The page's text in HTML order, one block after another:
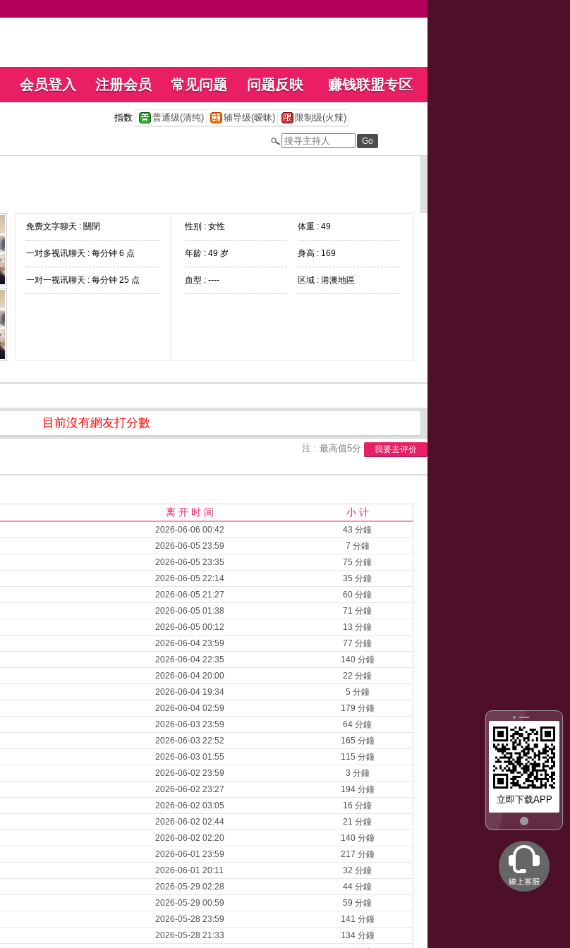
会员登入 注册会员 常见问题 问题反映 赚钱联盟专区
立即下载APP
指数 普通级(清纯) 辅导级(暧昧) 限制级(火辣)
免费文字聊天 : 關閉
一对多视讯聊天 : 每分钟 6 点
一对一视讯聊天 : 每分钟 25 点
性别 : 女性 体重 : 49
年龄 : 49 岁 身高 : 169
血型 : ---- 区域 : 港澳地區
目前沒有網友打分數
注 : 最高值5分 我要去评价
离 开 时 间 小 计
2026-06-06 00:42
43 分鐘
2026-06-05 23:59
7 分鐘
2026-06-05 23:35
75 分鐘
2026-06-05 22:14
35 分鐘
2026-06-05 21:27
60 分鐘
2026-06-05 01:38
71 分鐘
2026-06-05 00:12
13 分鐘
2026-06-04 23:59
77 分鐘
2026-06-04 22:35
140 分鐘
2026-06-04 20:00
22 分鐘
2026-06-04 19:34
5 分鐘
2026-06-04 02:59
179 分鐘
2026-06-03 23:59
64 分鐘
2026-06-03 22:52
165 分鐘
2026-06-03 01:55
115 分鐘
2026-06-02 23:59
3 分鐘
2026-06-02 23:27
194 分鐘
2026-06-02 03:05
16 分鐘
2026-06-02 02:44
21 分鐘
2026-06-02 02:20
140 分鐘
2026-06-01 23:59
217 分鐘
2026-06-01 20:11
32 分鐘
2026-05-29 02:28
44 分鐘
2026-05-29 00:59
59 分鐘
2026-05-28 23:59
141 分鐘
2026-05-28 21:33
134 分鐘